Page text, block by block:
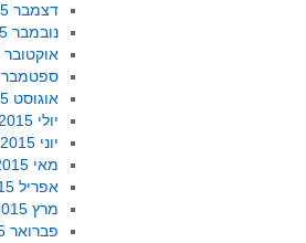
דצמבר 2015
נובמבר 2015
אוקטובר 2015
ספטמבר 2015
אוגוסט 2015
יולי 2015
יוני 2015
מאי 2015
אפריל 2015
מרץ 2015
פברואר 2015